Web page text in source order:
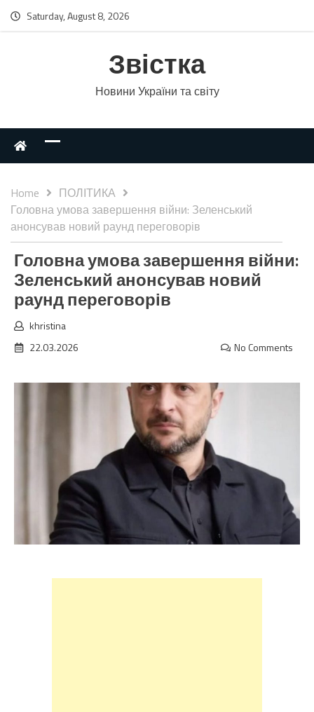
Saturday, August 8, 2026
Звістка
Новини України та світу
Home
ПОЛІТИКА
Головна умова завершення війни: Зеленський
анонсував новий раунд переговорів
Головна умова завершення війни:
Зеленський анонсував новий
раунд переговорів
khristina
22.03.2026
No Comments